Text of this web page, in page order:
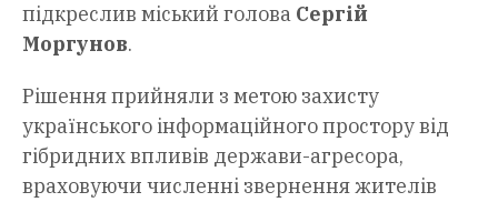
підкреслив міський голова Сергій
Моргунов.
Рішення прийняли з метою захисту
українського інформаційного простору від
гібридних впливів держави-агресора,
враховуючи численні звернення жителів